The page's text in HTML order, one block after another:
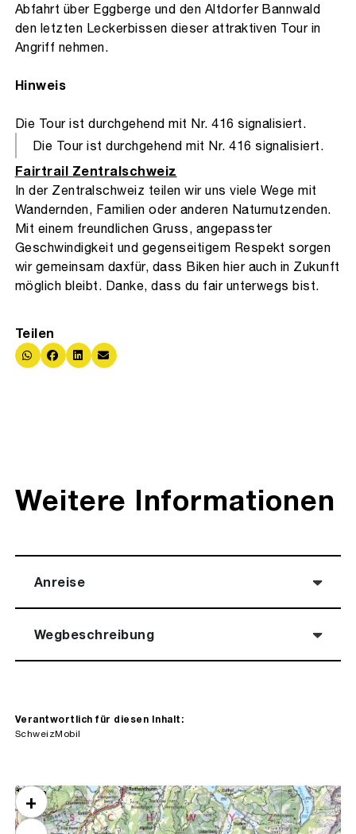
Abfahrt über Eggberge und den Altdorfer Bannwald
den letzten Leckerbissen dieser attraktiven Tour in
Angriff nehmen.
Hinweis
Die Tour ist durchgehend mit Nr. 416 signalisiert.
Die Tour ist durchgehend mit Nr. 416 signalisiert.
Fairtrail Zentralschweiz
In der Zentralschweiz teilen wir uns viele Wege mit
Wandernden, Familien oder anderen Naturnutzenden.
Mit einem freundlichen Gruss, angepasster
Geschwindigkeit und gegenseitigem Respekt sorgen
wir gemeinsam daxfür, dass Biken hier auch in Zukunft
möglich bleibt. Danke, dass du fair unterwegs bist.
Teilen
Weitere Informationen
Anreise
Wegbeschreibung
Verantwortlich für diesen Inhalt:
SchweizMobil
+
10 km